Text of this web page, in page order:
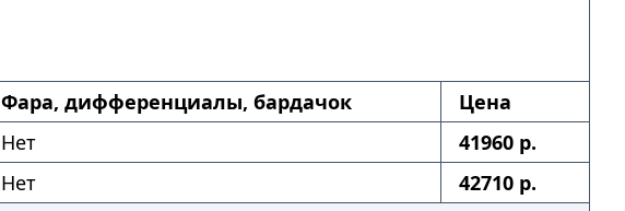
Фара, дифференциалы, бардачок
Цена
Нет
41960 р.
Нет 42710 р.